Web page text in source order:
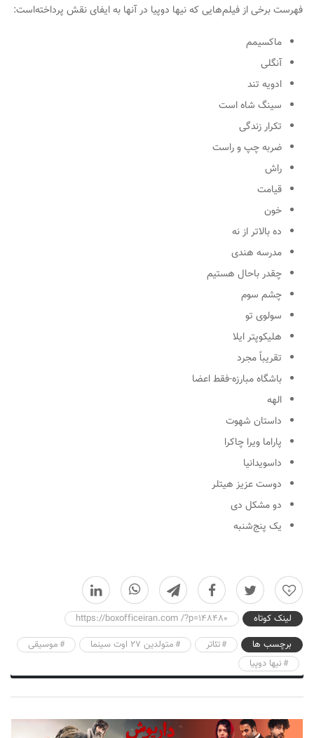
فهرست برخی از فیلم‌هایی کهنیها دوپیا در آنها به ایفای نقش پرداخته‌است:
ماکسیمم
آنگلی
ادویه تند
سینگ شاه است
تکرار زندگی
ضربه چپ و راست
راش
قیامت
خون
ده بالاتر از نه
مدرسه هندی
چقدر باحال هستیم
چشم سوم
سولوی تو
هلیکوپتر ایلا
تقریباً مجرد
باشگاه مبارزه-فقط اعضا
الهه
داستان شهوت
پاراما ویرا چاکرا
داسویدانیا
دوست عزیز هیتلر
دو مشکل دی
یک پنج‌شنبه
0
لینک کوتاه
https://boxofficeiran.com /?p=148480
برچسب ها
تئاتر متولدین ۲۷ اوت سینما
موسیقی
نیها دوپیا